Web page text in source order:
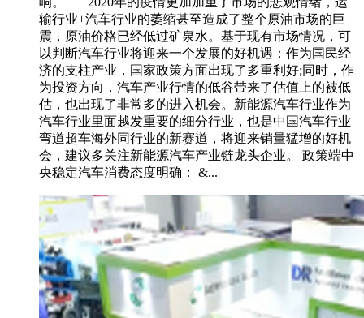
输行业+汽车行业的萎缩甚至造成了整个原油市场的巨
震，原油价格已经低过矿泉水。基于现有市场情况，可
以判断汽车行业将迎来一个发展的好机遇：作为国民经
济的支柱产业，国家政策方面出现了多重利好;同时，作
为投资方向，汽车产业行情的低谷带来了估值上的被低
估，也出现了非常多的进入机会。新能源汽车行业作为
汽车行业里面越发重要的细分行业，也是中国汽车行业
弯道超车海外同行业的新赛道，将迎来销量猛增的好机
会，建议多关注新能源汽车产业链龙头企业。 政策端中
央稳定汽车消费态度明确： &...